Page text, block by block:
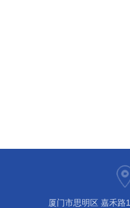
厦门市思明区 嘉禾路